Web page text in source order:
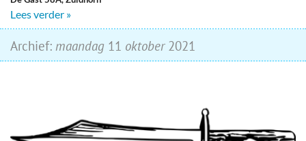
Lees verder »
Archief: maandag 11 oktober2021